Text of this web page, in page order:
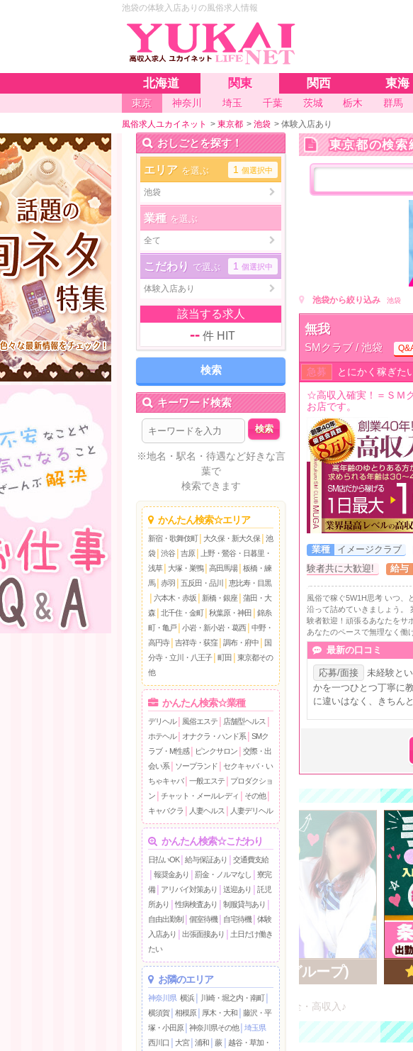
池袋の体験入店ありの風俗求人情報
北海道 関東 関西 東海
東京 神奈川 埼玉 千葉 茨城 栃木 群馬
風俗求人ユカイネット > 東京都 > 池袋 > 体験入店あり
おしごとを探す！
エリア を選ぶ 1 個選択中
池袋
業種 を選ぶ
全て
こだわり で選ぶ 1 個選択中
体験入店あり
該当する求人
-- 件 HIT
キーワード検索
※地名・駅名・待遇など好きな言
葉で
検索できます
かんたん検索☆エリア
新宿・歌舞伎町 大久保・新大久保
池
袋
渋谷 吉原
上野・鶯谷・日暮里・
浅草
大塚・巣鴨 高田馬場
板橋・練
馬
赤羽 五反田・品川
恵比寿・目黒
六本木・赤坂 新橋・銀座
蒲田・大
森
北千住・金町 秋葉原・神田
錦糸
町・亀戸
小岩・新小岩・葛西
中野・
高円寺
吉祥寺・荻窪 調布・府中
国
分寺・立川・八王子
町田
東京都その
他
かんたん検索☆業種
デリヘル 風俗エステ 店舗型ヘルス
ホテヘル
オナクラ・ハンド系
SMク
ラブ・M性感
ピンクサロン
交際・出
会い系
ソープランド
セクキャバ・い
ちゃキャバ
一般エステ
プロダクショ
ン
チャット・メールレディ その他
キャバクラ
人妻ヘルス 人妻デリヘル
かんたん検索☆こだわり
日払いOK 給与保証あり
交通費支給
報奨金あり 罰金・ノルマなし
寮完
備
アリバイ対策あり 送迎あり
託児
所あり
性病検査あり 制服貸与あり
自由出勤制
個室待機 自宅待機
体験
入店あり
出張面接あり
土日だけ働き
たい
お隣のエリア
神奈川県 横浜 川崎・堀之内・南町│
横須賀
相模原 厚木・大和
藤沢・平
塚・小田原
神奈川県その他
埼玉県
西川口
大宮 浦和 蕨
越谷・草加・
東京都の検索
池袋から絞り込み 池袋
無我
SMクラブ / 池袋
急募 とにかく稼ぎた
☆高収入確実！＝ＳＭ
お店です。
業種 イメージクラブ
験者共に大歓迎!
給与
風俗で稼ぐ5W1H思考 いつ
沿って詰めていきましょう
験者歓迎！頑張るあなたを
あなたのペースで無理なく働
最新の口コミ
応募/面接
未経験と
かを一つひとつ丁寧に
に違いはなく、きちん
ビデオdeはんど 土浦校(アクセスグループ)
オナクラ・ハンド系/土浦
ビデオBOX風 店舗型のソフトサービス店で安心・安全・高収入♪